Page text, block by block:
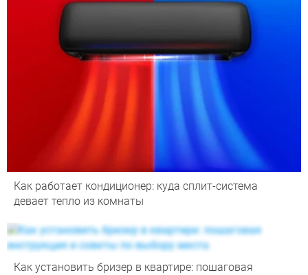
Как работает кондиционер: куда сплит-система
девает тепло из комнаты
Как установить бризер в квартире: пошаговая